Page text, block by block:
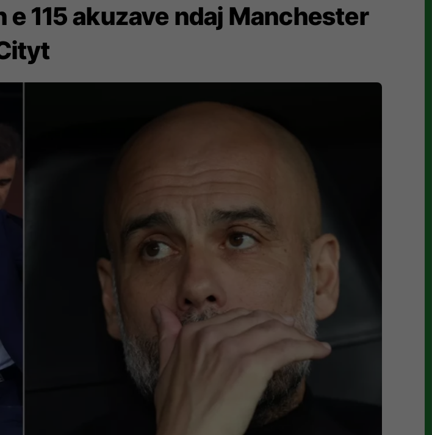
115 akuzave ndaj Manchester